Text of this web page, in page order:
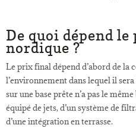
De quoi dépend le
nordique ?
Le prix final dépend d’abord de la
l’environnement dans lequel il
sur une base prête n’a pas le
équipé de jets, d’un système de
d’une intégration en terrasse.